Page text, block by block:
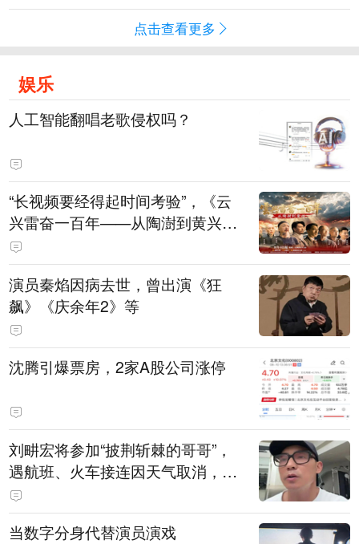
点击查看更多
娱乐
人工智能翻唱老歌侵权吗？
“长视频要经得起时间考验”，《云
兴雷奋一百年——从陶澍到黄兴》
主创揭秘幕后
演员秦焰因病去世，曾出演《狂
飙》《庆余年2》等
沈腾引爆票房，2家A股公司涨停
刘畊宏将参加“披荆斩棘的哥哥”，
遇航班、火车接连因天气取消，本
人回应：录节目太披荆斩棘了，还
得先乘风破浪
当数字分身代替演员演戏